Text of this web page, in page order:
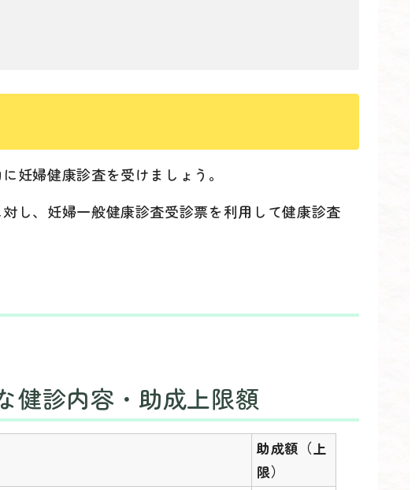
妊婦健康診査を受けましょう。
し、妊婦一般健康診査受診票を利用して健康診査
健診内容・助成上限額
助成額（上
限）